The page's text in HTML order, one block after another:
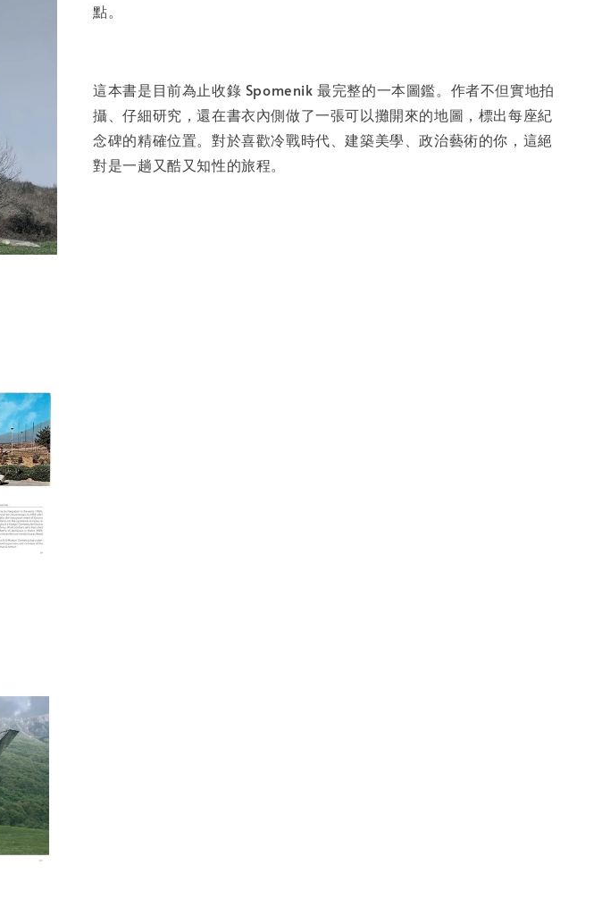
點。
這本書是目前為止收錄 Spomenik 最完整的一本圖鑑。作者不但實地拍
攝、仔細研究，還在書衣內側做了一張可以攤開來的地圖，標出每座紀
念碑的精確位置。對於喜歡冷戰時代、建築美學、政治藝術的你，這絕
對是一趟又酷又知性的旅程。